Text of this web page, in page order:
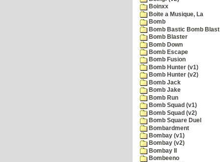
Boinxx
Boite a Musique, La
Bomb
Bomb Bastic Bomb
Bomb Blaster
Bomb Down
Bomb Escape
Bomb Fusion
Bomb Hunter (v1)
Bomb Hunter (v2)
Bomb Jack
Bomb Jake
Bomb Run
Bomb Squad (v1)
Bomb Squad (v2)
Bomb Square Duel
Bombardment
Bombay (v1)
Bombay (v2)
Bombay II
Bombeeno